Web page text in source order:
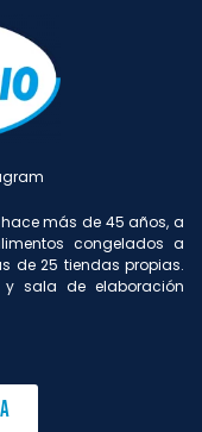
hace más de 45 años, a
congelados a
de 25 tiendas propias.
y sala de elaboración